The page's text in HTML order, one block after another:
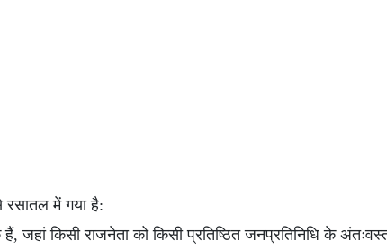
रसातल में गया है:
किसी राजनेता को किसी प्रतिष्ठित जनप्रतिनिधि के